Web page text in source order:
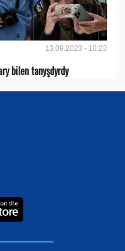
13.09.2023 - 10:23
bilen tanyşdyrdy